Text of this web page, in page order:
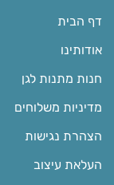
דף הבית
אודותינו
חנות מתנות לגן
מדיניות משלוחים
הצהרת נגישות
העלאת עיצוב